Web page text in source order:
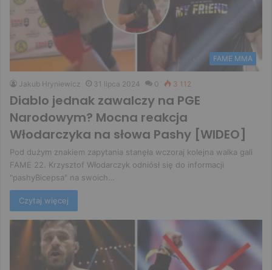
FAME MMA
Jakub Hryniewicz 31 lipca 2024 0 3 112
Diablo jednak zawalczy na PGE
Narodowym? Mocna reakcja
Włodarczyka na słowa Pashy [WIDEO]
Pod dużym znakiem zapytania stanęła wczoraj kolejna walka gali
FAME 22. Krzysztof Włodarczyk odniósł się do informacji
"pashyBicepsa" na swoich…
Czytaj więcej